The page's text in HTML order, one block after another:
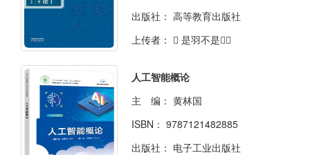
出版社： 高等教育出版社
上传者：
⃕ 是羽不是宇⃔
人工智能概论
主 编： 黄林国
ISBN： 9787121482885
出版社： 电子工业出版社